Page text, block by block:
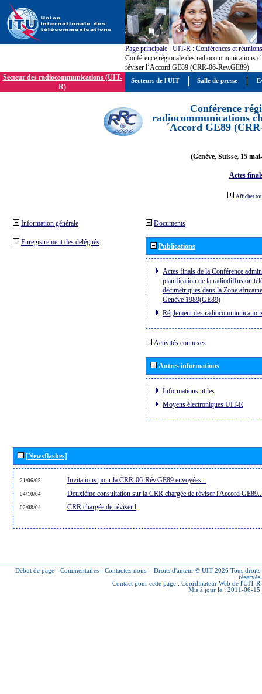
Page principale : UIT-R : Conférences et réunions
Conférence régionale des radiocommunications
réviser l´Accord GE89 (CRR-06-Rev.GE89)
Secteur des radiocommunications (UIT-
R)
Conférence
radiocommunications
´Accord GE89
(Genève, Suisse, 15
Actes
Afficher
Information générale
Enregistrement des délégués
Documents
Publications
Actes finals de la Conférence
planification de la radiodiffusion
décimétriques dans la Zone
Genève 1989(GE89)
Réglement des
Activités connexes
Autres informations
Informations utiles
Moyens électroniques UIT-R
[Newsflashes]
21/06/05 Invitations pour la CRR-06-Rév.GE89 envoyées...
04/10/04 Deuxième consultation sur la CRR chargée de réviser l'Accord
02/08/04 CRR chargée de réviser l
Début de page - Commentaires - Contactez-nous - Droits d'auteur © UIT 2026 Tous droits
réservés
Contact pour cette page : Coordinateur Web de l'UIT-R
Mis à jour le : 2011-06-15
Secteurs de l'UIT Salle de presse